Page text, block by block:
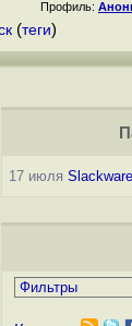
Профиль:
(теги)
17 июля Slackware